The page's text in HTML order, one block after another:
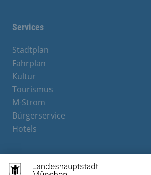
Services
Stadtplan
Fahrplan
Kultur
Tourismus
M-Strom
Bürgerservice
Hotels
Contact